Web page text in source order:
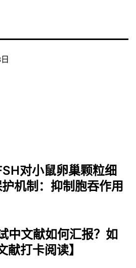
对小鼠卵巢颗粒细
机制：抑制胞吞作用
中文献如何汇报？如
献打卡阅读】